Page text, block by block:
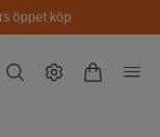
öppet köp